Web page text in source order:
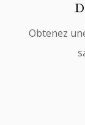
Obtenez